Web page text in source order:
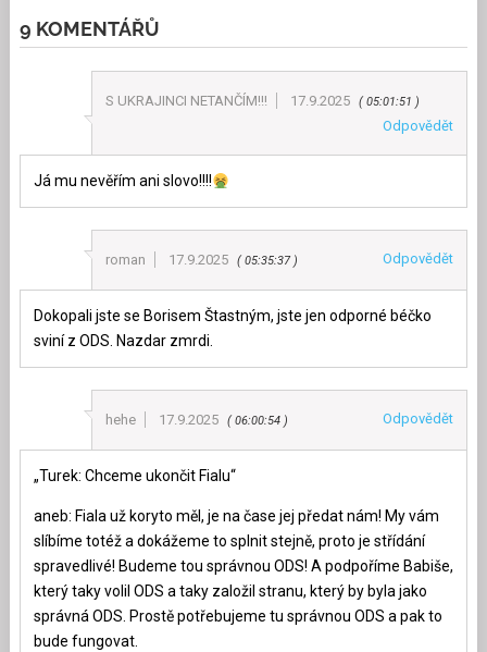
9 KOMENTÁŘŮ
S UKRAJINCI NETANČÍM!!! 17.9.2025 05:01:51
Odpovědět
Já mu nevěřím ani slovo!!!!
roman 17.9.2025 05:35:37 Odpovědět
Dokopali jste se Borisem Štastným, jste jen odporné béčko
sviní z ODS. Nazdar zmrdi.
hehe 17.9.2025 06:00:54 Odpovědět
„Turek: Chceme ukončit Fialu“
aneb: Fiala už koryto měl, je na čase jej předat nám! My vám
slíbíme totéž a dokážeme to splnit stejně, proto je střídání
spravedlivé! Budeme tou správnou ODS! A podpoříme Babiše,
který taky volil ODS a taky založil stranu, který by byla jako
správná ODS. Prostě potřebujeme tu správnou ODS a pak to
bude fungovat.